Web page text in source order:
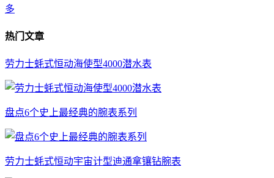
多
热门文章
劳力士蚝式恒动海使型4000潜水表
盘点6个史上最经典的腕表系列
劳力士蚝式恒动宇宙计型迪通拿镶钻腕表